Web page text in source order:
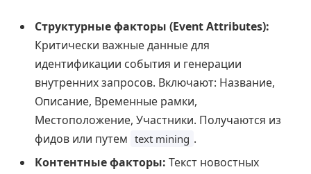
Структурные факторы (Event Attributes):
Критически важные данные для
идентификации события и генерации
внутренних запросов. Включают: Название,
Описание, Временные рамки,
Местоположение, Участники. Получаются из
фидов или путем text mining .
Контентные факторы: Текст новостных